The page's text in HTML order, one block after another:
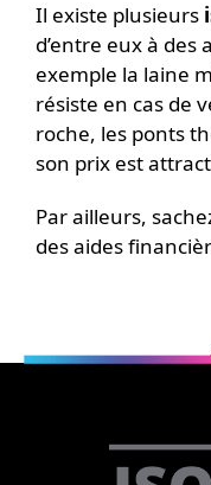
Il existe plusieurs
d’entre eux à des
exemple la laine
résiste en cas de
roche, les ponts
son prix est
Par ailleurs,
des aides